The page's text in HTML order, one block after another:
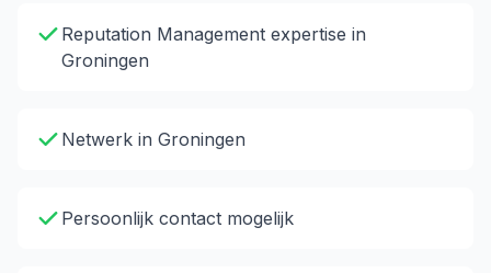
Reputation Management expertise in
Groningen
Netwerk in Groningen
Persoonlijk contact mogelijk